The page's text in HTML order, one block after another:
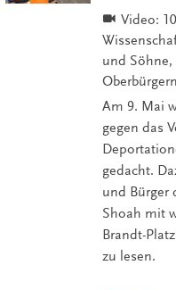
Video:
und Söhne,
Am 9. Mai
gegen das
gedacht.
und Bürger
Shoah mit
Brandt-
zu lesen.